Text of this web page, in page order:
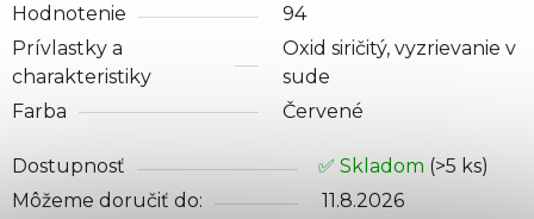
Hodnotenie
94
Prívlastky a
charakteristiky
Oxid siričitý, vyzrievanie v
sude
Farba
Červené
Dostupnosť ✅ Skladom (>5 ks)
Môžeme doručiť do:
11.8.2026